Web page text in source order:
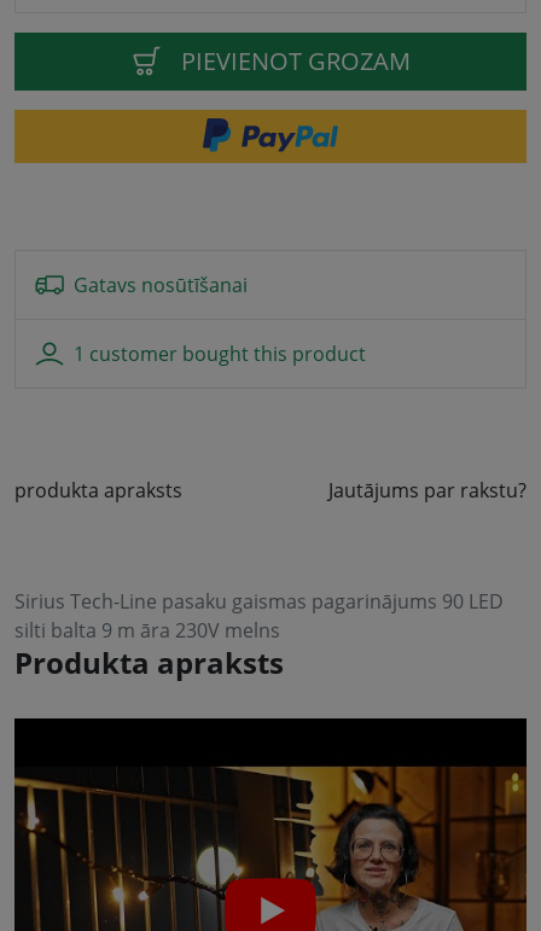
PIEVIENOT GROZAM
Gatavs nosūtīšanai
1 customer bought this product
produkta apraksts Jautājums par rakstu?
Sirius Tech-Line pasaku gaismas pagarinājums 90 LED
silti balta 9 m āra 230V melns
Produkta apraksts